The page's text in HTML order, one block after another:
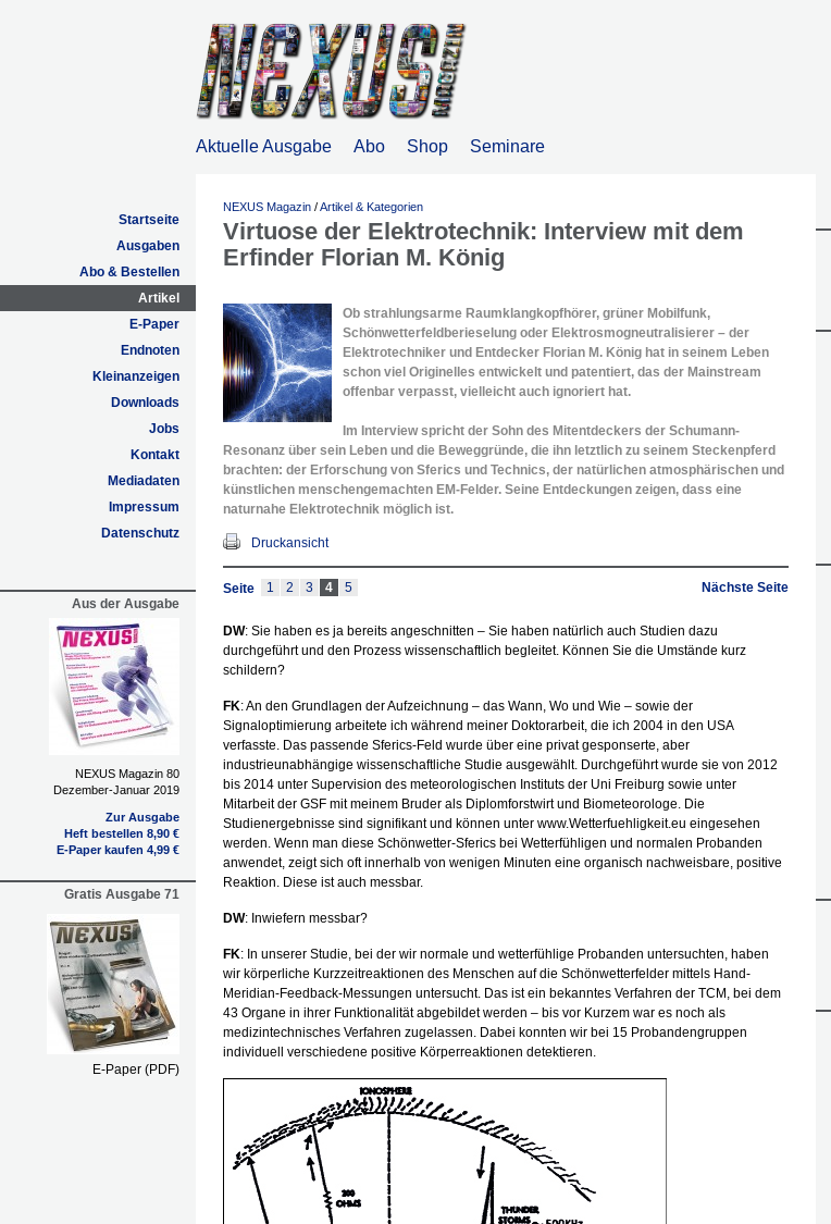
Aktuelle Ausgabe Abo Shop Seminare
Startseite
Ausgaben
Abo & Bestellen
Artikel
E-Paper
Endnoten
Kleinanzeigen
Downloads
Jobs
Kontakt
Mediadaten
Impressum
Datenschutz
Aus der Ausgabe
NEXUS Magazin 80
Dezember-Januar 2019
Zur Ausgabe
Heft bestellen 8,90 €
E-Paper kaufen 4,99 €
Gratis Ausgabe 71
E-Paper (PDF)
NEXUS Magazin /Artikel & Kategorien
Virtuose der Elektrotechnik: Interview mit dem
Erfinder Florian M. König
Ob strahlungsarme Raumklangkopfhörer, grüner Mobilfunk,
Schönwetterfeldberieselung oder Elektrosmogneutralisierer – der
Elektrotechniker und Entdecker Florian M. König hat in seinem Leben
schon viel Originelles entwickelt und patentiert, das der Mainstream
offenbar verpasst, vielleicht auch ignoriert hat.
Im Interview spricht der Sohn des Mitentdeckers der Schumann-
Resonanz über sein Leben und die Beweggründe, die ihn letztlich zu seinem Steckenpferd
brachten: der Erforschung von Sferics und Technics, der natürlichen atmosphärischen und
künstlichen menschengemachten EM-Felder. Seine Entdeckungen zeigen, dass eine
naturnahe Elektrotechnik möglich ist.
Druckansicht
Nächste Seite
Seite 1 2 3 4 5
DW: Sie haben es ja bereits angeschnitten – Sie haben natürlich auch Studien dazu
durchgeführt und den Prozess wissenschaftlich begleitet. Können Sie die Umstände kurz
schildern?
FK: An den Grundlagen der Aufzeichnung – das Wann, Wo und Wie – sowie der
Signaloptimierung arbeitete ich während meiner Doktorarbeit, die ich 2004 in den USA
verfasste. Das passende Sferics-Feld wurde über eine privat gesponserte, aber
industrieunabhängige wissenschaftliche Studie ausgewählt. Durchgeführt wurde sie von 2012
bis 2014 unter Supervision des meteorologischen Instituts der Uni Freiburg sowie unter
Mitarbeit der GSF mit meinem Bruder als Diplomforstwirt und Biometeorologe. Die
Studienergebnisse sind signifikant und können unter www.Wetterfuehligkeit.eu eingesehen
werden. Wenn man diese Schönwetter-Sferics bei Wetterfühligen und normalen Probanden
anwendet, zeigt sich oft innerhalb von wenigen Minuten eine organisch nachweisbare, positive
Reaktion. Diese ist auch messbar.
DW: Inwiefern messbar?
FK: In unserer Studie, bei der wir normale und wetterfühlige Probanden untersuchten, haben
wir körperliche Kurzzeitreaktionen des Menschen auf die Schönwetterfelder mittels Hand-
Meridian-Feedback-Messungen untersucht. Das ist ein bekanntes Verfahren der TCM, bei dem
43 Organe in ihrer Funktionalität abgebildet werden – bis vor Kurzem war es noch als
medizintechnisches Verfahren zugelassen. Dabei konnten wir bei 15 Probandengruppen
individuell verschiedene positive Körperreaktionen detektieren.